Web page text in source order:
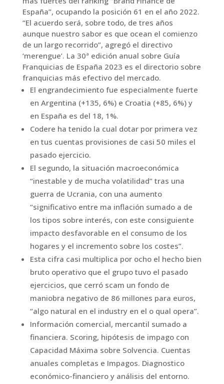
España”, ocupando la posición 61 en el año 2022.
“El acuerdo será, sobre todo, de tres años
aunque nuestro sabor es que ocean el comienzo
de un largo recorrido”, agregó el directivo
‘merengue’. La 30ª edición anual sobre Guía
Franquicias de España 2023 es el directorio sobre
franquicias más efectivo del mercado.
El engrandecimiento fue especialmente fuerte
en Argentina (+135, 6%) e Croatia (+85, 6%) y
en España es del 18, 1%.
Codere ha tenido la cual dotar por primera vez
en tus cuentas provisiones de casi 50 miles el
pasado ejercicio.
El segundo, la situación macroeconómica
“inestable y de mucha volatilidad” tras una
guerra de Ucrania, con una aumento
“significativo entre ma inflación sumado a de
los tipos sobre interés, con este consiguiente
impacto desfavorable en el consumo de los
hogares y el incremento sobre los costes”.
Esta cifra casi multiplica por ocho el hecho bien
bruto operativo que el grupo tuvo el pasado
ejercicios, que cerró scam un fondo de
maniobra negativo de 86 millones para euros,
“algo natural en el industry en el o qual opera”.
Información comercial, mercantil sumado a
financiera. Scoring, hipótesis de impago con
Capacidad Máxima sobre Solvencia. Cuentas
anuales completas e Impagos. Diagnostico
económico-financiero y análisis del entorno.